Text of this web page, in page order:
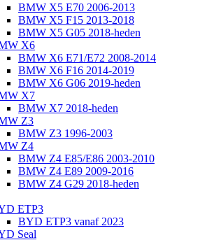
BMW X5 E70 2006-2013
BMW X5 F15 2013-2018
BMW X5 G05 2018-heden
X6
BMW X6 E71/E72 2008-2014
BMW X6 F16 2014-2019
BMW X6 G06 2019-heden
X7
BMW X7 2018-heden
Z3
BMW Z3 1996-2003
Z4
BMW Z4 E85/E86 2003-2010
BMW Z4 E89 2009-2016
BMW Z4 G29 2018-heden
ETP3
BYD ETP3 vanaf 2023
Seal